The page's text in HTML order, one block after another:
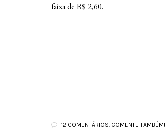
faixa de R$ 2,60.
12 COMENTÁRIOS. COMENTE TAMBÉM!